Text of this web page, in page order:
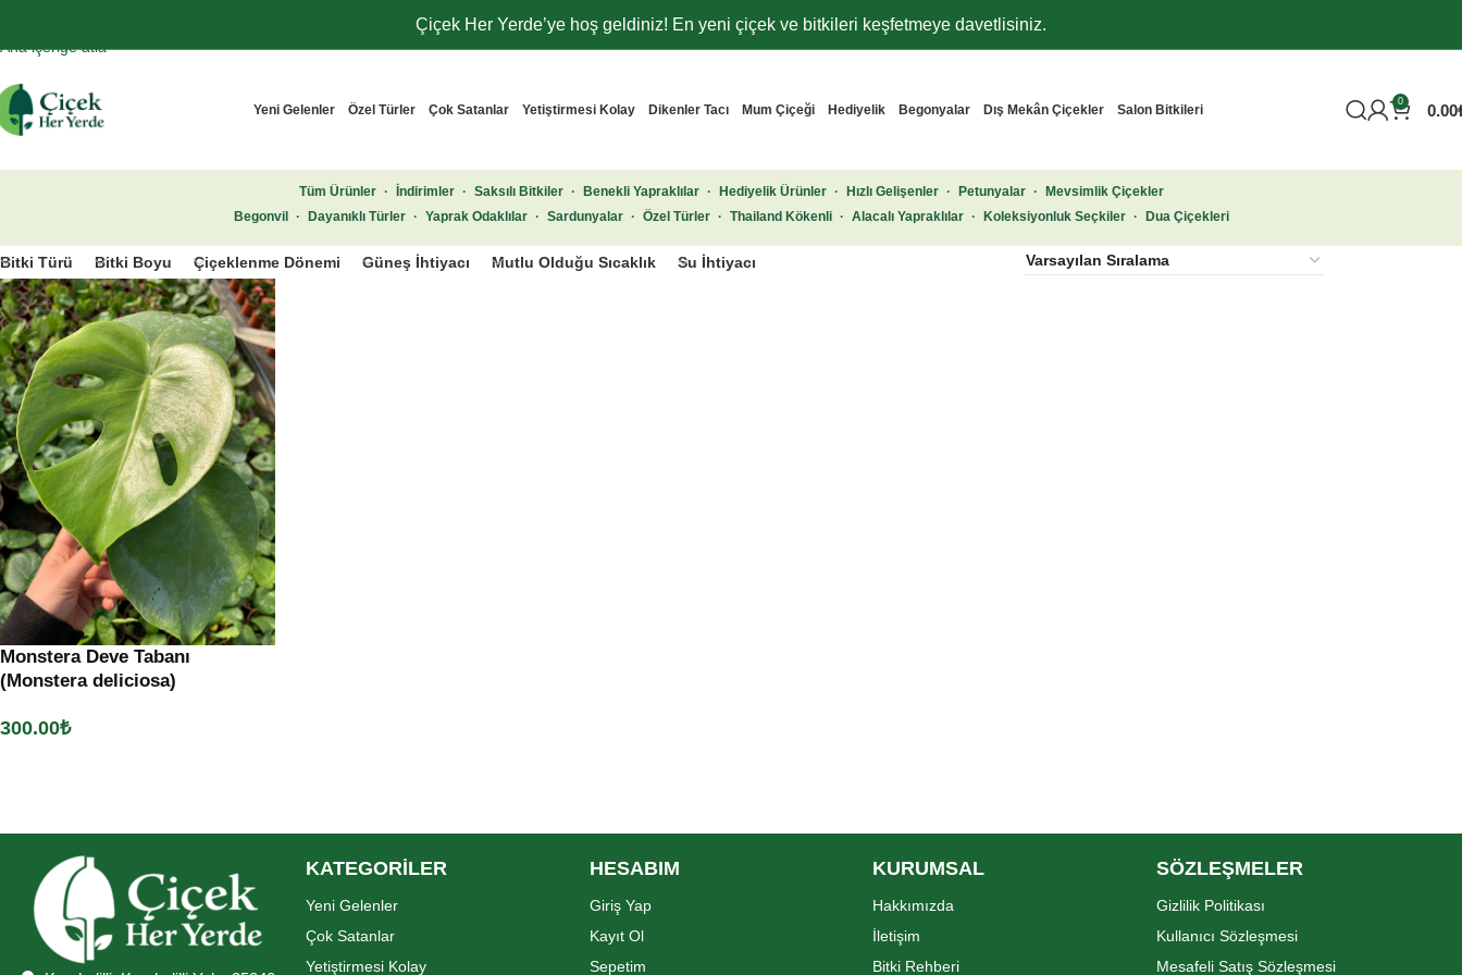
Ana içeriğe atla
Çiçek Her Yerde’ye hoş geldiniz! En yeni çiçek ve bitkileri keşfetmeye davetlisiniz.
Yeni Gelenler Özel Türler Çok Satanlar Yetiştirmesi Kolay Dikenler Tacı Mum Çiçeği Hediyelik Begonyalar Dış Mekân Çiçekler Salon Bitkileri
0 0.00
Tüm Ürünler · İndirimler · Saksılı Bitkiler · Benekli Yapraklılar · Hediyelik Ürünler · Hızlı Gelişenler · Petunyalar ·
Mevsimlik Çiçekler
Begonvil
· Dayanıklı Türler · Yaprak Odaklılar · Sardunyalar · Özel Türler · Thailand Kökenli · Alacalı Yapraklılar · Koleksiyonluk Seçkiler · Dua Çiçekleri
Bitki Türü Bitki Boyu Çiçeklenme Dönemi Güneş İhtiyacı Mutlu Olduğu Sıcaklık Su İhtiyacı
Monstera Deve Tabanı
(Monstera deliciosa)
300.00₺
KATEGORİLER
Yeni Gelenler
Çok Satanlar
Yetiştirmesi Kolay
HESABIM
Giriş Yap
Kayıt Ol
Sepetim
KURUMSAL
Hakkımızda
İletişim
Bitki Rehberi
SÖZLEŞMELER
Gizlilik Politikası
Kullanıcı Sözleşmesi
Mesafeli Satış Sözleşmesi